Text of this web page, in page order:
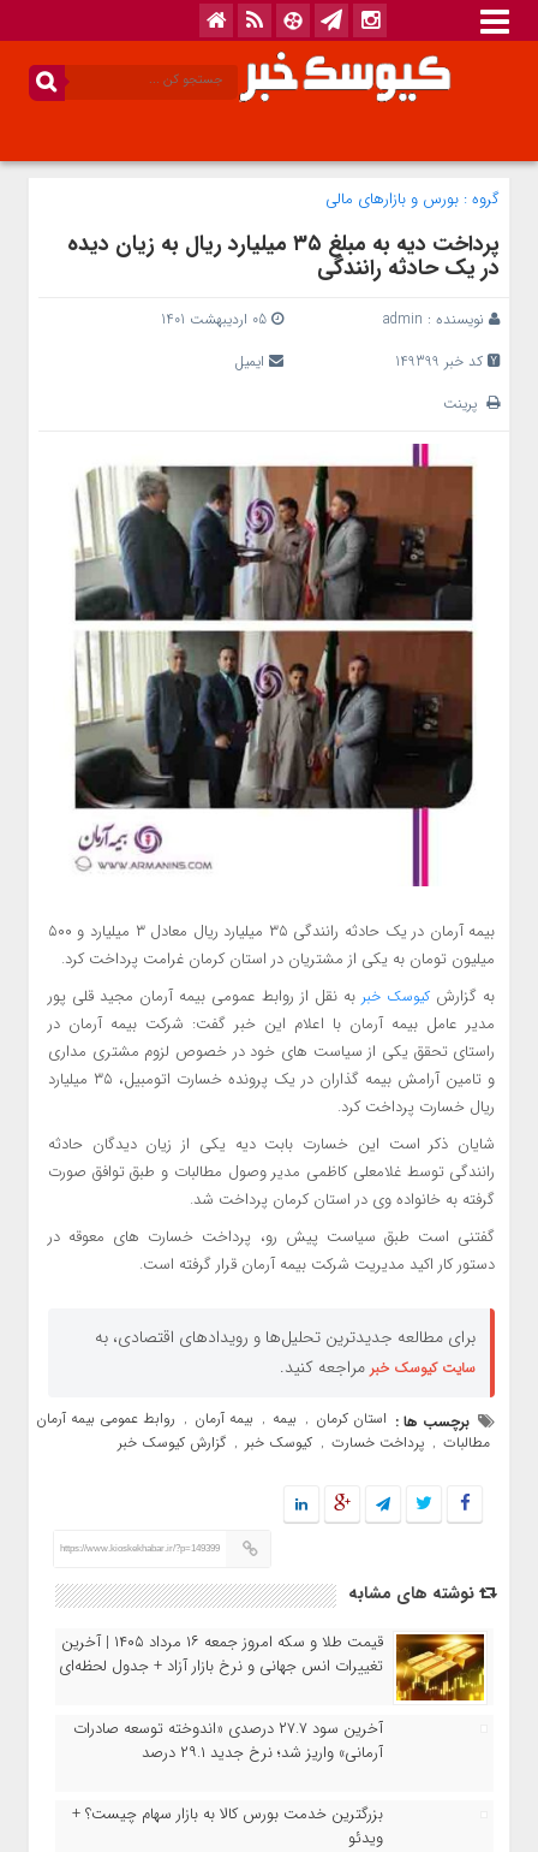
گروه : بورس و بازار‌های مالی
پرداخت دیه به مبلغ ٣۵ میلیارد ریال به زیان دیده
در یک حادثه رانندگی
نویسنده : admin
05 اردیبهشت 1401
کد خبر 149399
ایمیل
پرینت
بیمه آرمان در یک حادثه رانندگی ۳۵ میلیارد ریال معادل ٣ میلیارد و ۵۰۰
میلیون تومان به یکی از مشتریان در استان کرمان غرامت پرداخت کرد.
به گزارش کیوسک خبربه نقل از روابط عمومی بیمه آرمان مجید قلی پور
مدیر عامل بیمه آرمان با اعلام این خبر گفت: شرکت بیمه آرمان در
راستای تحقق یکی از سیاست های خود در خصوص لزوم مشتری مداری
و تامین آرامش بیمه گذاران در یک پرونده خسارت اتومبیل، ٣۵ میلیارد
ریال خسارت پرداخت کرد.
شایان ذکر است این خسارت بابت دیه یکی از زیان دیدگان حادثه
رانندگی توسط غلامعلی کاظمی مدیر وصول مطالبات و طبق توافق صورت
گرفته به خانواده وی در استان کرمان پرداخت شد.
گفتنی است طبق سیاست پیش رو، پرداخت خسارت های معوقه در
دستور کار اکید مدیریت شرکت بیمه آرمان قرار گرفته است.
برای مطالعه جدیدترین تحلیل‌ها و رویدادهای اقتصادی، به
سایت کیوسک خبرمراجعه کنید.
برچسب ها : استان کرمان , بیمه , بیمه آرمان , روابط عمومی بیمه آرمان
مطالبات , پرداخت خسارت , کیوسک خبر , گزارش کیوسک خبر
https://www.kioskekhabar.ir/?p=149399
نوشته های مشابه
قیمت طلا و سکه امروز جمعه ۱۶ مرداد ۱۴۰۵ | آخرین
تغییرات انس جهانی و نرخ بازار آزاد + جدول لحظه‌ای
آخرین سود ۲۷.۷ درصدی «اندوخته توسعه صادرات
آرمانی» واریز شد؛ نرخ جدید ۲۹.۱ درصد
بزرگترین خدمت بورس کالا به بازار سهام چیست؟ +
ویدئو